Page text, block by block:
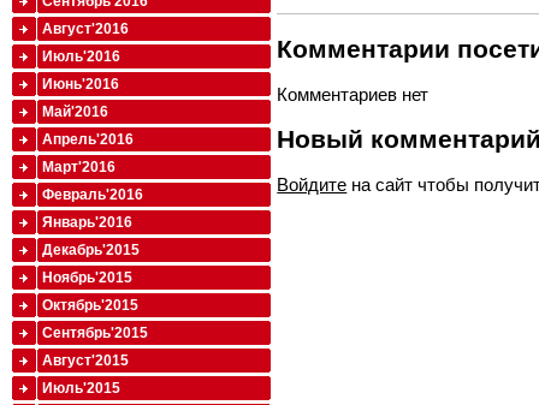
Комментарии
Комментариев нет
Новый
Войдите на сайт чтобы
Август'2016
Июль'2016
Июнь'2016
Май'2016
Апрель'2016
Март'2016
Февраль'2016
Январь'2016
Декабрь'2015
Ноябрь'2015
Октябрь'2015
Сентябрь'2015
Август'2015
Июль'2015